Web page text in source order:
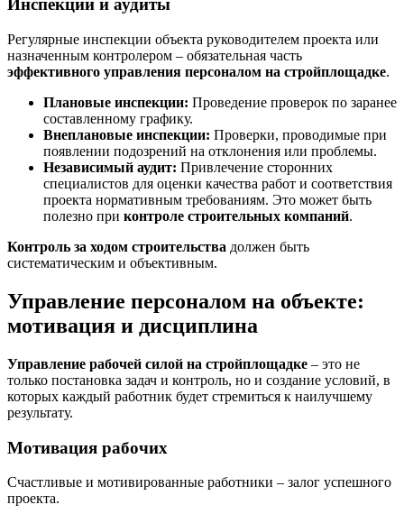
Инспекции и аудиты
Регулярные инспекции объекта руководителем проекта или
назначенным контролером – обязательная часть
эффективного управления персоналом на стройплощадке.
Плановые инспекции: Проведение проверок по заранее
составленному графику.
Внеплановые инспекции: Проверки, проводимые при
появлении подозрений на отклонения или проблемы.
Независимый аудит: Привлечение сторонних
специалистов для оценки качества работ и соответствия
проекта нормативным требованиям. Это может быть
полезно при контроле строительных компаний.
Контроль за ходом строительства должен быть
систематическим и объективным.
Управление персоналом на объекте:
мотивация и дисциплина
Управление рабочей силой на стройплощадке – это не
только постановка задач и контроль, но и создание условий, в
которых каждый работник будет стремиться к наилучшему
результату.
Мотивация рабочих
Счастливые и мотивированные работники – залог успешного
проекта.